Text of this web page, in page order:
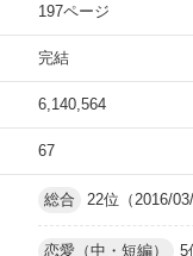
197ページ
完結
6,140,564
67
総合 22位（2016/03/
恋愛（中・短編） 5